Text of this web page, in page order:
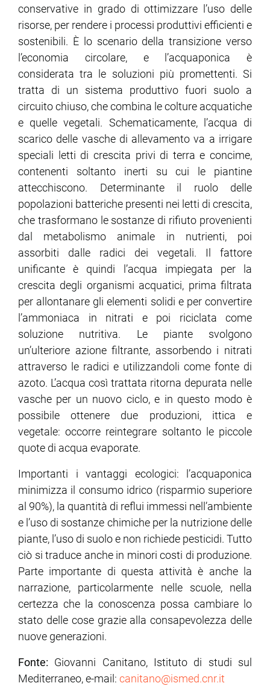
conservative in grado di ottimizzare l’uso delle
risorse, per rendere i processi produttivi efficienti e
sostenibili. È lo scenario della transizione verso
l’economia circolare, e l’acquaponica è
considerata tra le soluzioni più promettenti. Si
tratta di un sistema produttivo fuori suolo a
circuito chiuso, che combina le colture acquatiche
e quelle vegetali. Schematicamente, l’acqua di
scarico delle vasche di allevamento va a irrigare
speciali letti di crescita privi di terra e concime,
contenenti soltanto inerti su cui le piantine
attecchiscono. Determinante il ruolo delle
popolazioni batteriche presenti nei letti di crescita,
che trasformano le sostanze di rifiuto provenienti
dal metabolismo animale in nutrienti, poi
assorbiti dalle radici dei vegetali. Il fattore
unificante è quindi l’acqua impiegata per la
crescita degli organismi acquatici, prima filtrata
per allontanare gli elementi solidi e per convertire
l’ammoniaca in nitrati e poi riciclata come
soluzione nutritiva. Le piante svolgono
un’ulteriore azione filtrante, assorbendo i nitrati
attraverso le radici e utilizzandoli come fonte di
azoto. L’acqua così trattata ritorna depurata nelle
vasche per un nuovo ciclo, e in questo modo è
possibile ottenere due produzioni, ittica e
vegetale: occorre reintegrare soltanto le piccole
quote di acqua evaporate.
Importanti i vantaggi ecologici: l’acquaponica
minimizza il consumo idrico (risparmio superiore
al 90%), la quantità di reflui immessi nell’ambiente
e l’uso di sostanze chimiche per la nutrizione delle
piante, l’uso di suolo e non richiede pesticidi. Tutto
ciò si traduce anche in minori costi di produzione.
Parte importante di questa attività è anche la
narrazione, particolarmente nelle scuole, nella
certezza che la conoscenza possa cambiare lo
stato delle cose grazie alla consapevolezza delle
nuove generazioni.
Fonte: Giovanni Canitano, Istituto di studi sul
Mediterraneo, e-mail: canitano@ismed.cnr.it